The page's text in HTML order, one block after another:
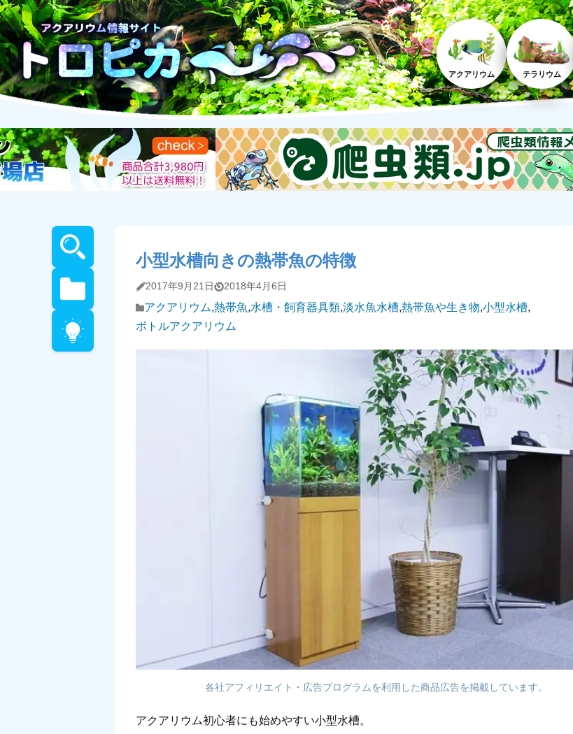
アクアリウム テラリウム
小型水槽向きの熱帯魚の特徴
2017年9月21日 2018年4月6日
アクアリウム,熱帯魚,水槽・飼育器具類,淡水魚水槽,熱帯魚や生き物,小型水槽,
ボトルアクアリウム
各社アフィリエイト・広告プログラムを利用した商品広告を掲載しています。
アクアリウム初心者にも始めやすい小型水槽。